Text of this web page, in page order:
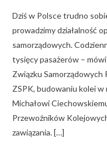
Dziś w Polsce trudno
prowadzimy działalność
samorządowych.
tysięcy pasażerów –
Związku
ZSPK, budowaniu kolei
Michałowi
Przewoźników
zawiązania. […]